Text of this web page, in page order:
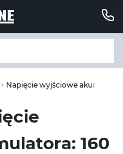
Napięcie wyjściowe
160